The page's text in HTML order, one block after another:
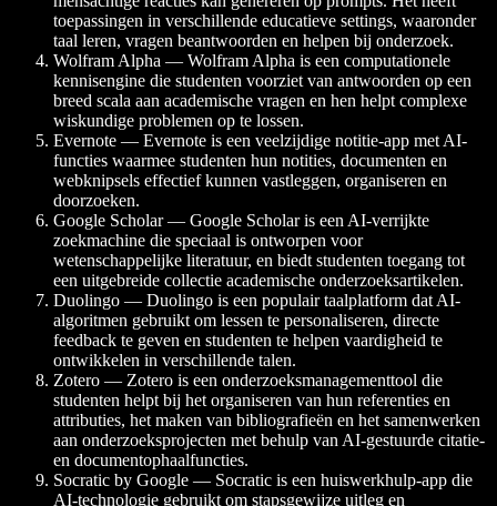
toepassingen in verschillende educatieve settings, waaronder
taal leren, vragen beantwoorden en helpen bij onderzoek.
Wolfram Alpha — Wolfram Alpha is een computationele
kennisengine die studenten voorziet van antwoorden op een
breed scala aan academische vragen en hen helpt complexe
wiskundige problemen op te lossen.
Evernote — Evernote is een veelzijdige notitie-app met AI-
functies waarmee studenten hun notities, documenten en
webknipsels effectief kunnen vastleggen, organiseren en
doorzoeken.
Google Scholar — Google Scholar is een AI-verrijkte
zoekmachine die speciaal is ontworpen voor
wetenschappelijke literatuur, en biedt studenten toegang tot
een uitgebreide collectie academische onderzoeksartikelen.
Duolingo — Duolingo is een populair taalplatform dat AI-
algoritmen gebruikt om lessen te personaliseren, directe
feedback te geven en studenten te helpen vaardigheid te
ontwikkelen in verschillende talen.
Zotero — Zotero is een onderzoeksmanagementtool die
studenten helpt bij het organiseren van hun referenties en
attributies, het maken van bibliografieën en het samenwerken
aan onderzoeksprojecten met behulp van AI-gestuurde citatie-
en documentophaalfuncties.
Socratic by Google — Socratic is een huiswerkhulp-app die
AI-technologie gebruikt om stapsgewijze uitleg en